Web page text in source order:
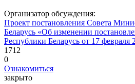
Организатор обсуждения:
Проект постановления Совета
Беларусь «Об изменении
Республики Беларусь от 17 февраля
1712
0
Ознакомиться
закрыто